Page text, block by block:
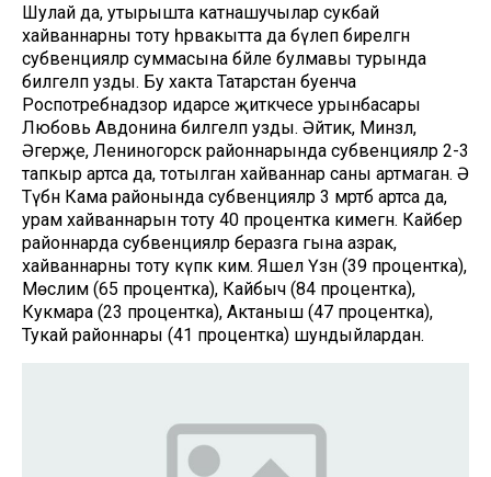
Шулай да, утырышта катнашучылар сукбай
хайваннарны тоту һәрвакытта да бүлеп бирелгән
субвенцияләр суммасына бәйле булмавы турында
билгеләп узды. Бу хакта Татарстан буенча
Роспотребнадзор идарәсе җитәкчесе урынбасары
Любовь Авдонина билгеләп узды. Әйтик, Минзәлә,
Әгерҗе, Лениногорск районнарында субвенцияләр 2-3
тапкыр артса да, тотылган хайваннар саны артмаган. Ә
Түбән Кама районында субвенцияләр 3 мәртәбә артса да,
урам хайваннарын тоту 40 процентка кимегән. Кайбер
районнарда субвенцияләр беразга гына азрак, ә
хайваннарны тоту күпкә ким. Яшел Үзән (39 процентка),
Мөслим (65 процентка), Кайбыч (84 процентка),
Кукмара (23 процентка), Актаныш (47 процентка),
Тукай районнары (41 процентка) шундыйлардан.